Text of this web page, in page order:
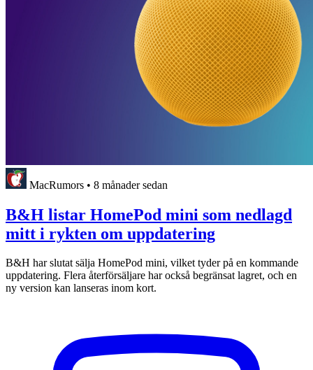
MacRumors • 8 månader sedan
B&H listar HomePod mini som nedlagd
mitt i rykten om uppdatering
B&H har slutat sälja HomePod mini, vilket tyder på en kommande
uppdatering. Flera återförsäljare har också begränsat lagret, och en
ny version kan lanseras inom kort.